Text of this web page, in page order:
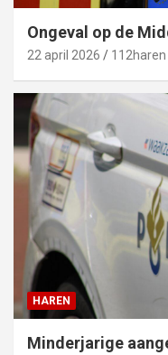
Ongeval op de
22 april 2026 112haren
HAREN
Minderjarige